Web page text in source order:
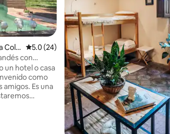
Col
Calificación promedio: 5.0 de 5, 24 reseñas
5.0 (24)
con
un hotel o casa
como
amigos. Es una